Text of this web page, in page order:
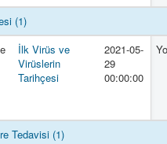
(1)
İlk Virüs ve
Virüslerin
Tarihçesi
2021-05-
29
00:00:00
Tedavisi (1)